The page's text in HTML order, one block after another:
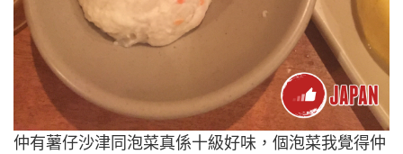
仲有薯仔沙津同泡菜真係十級好味，個泡菜我覺得仲